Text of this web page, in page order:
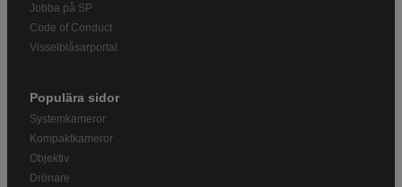
Jobba på SP
Code of Conduct
Visselblåsarportal
Populära sidor
Systemkameror
Kompaktkameror
Objektiv
Drönare